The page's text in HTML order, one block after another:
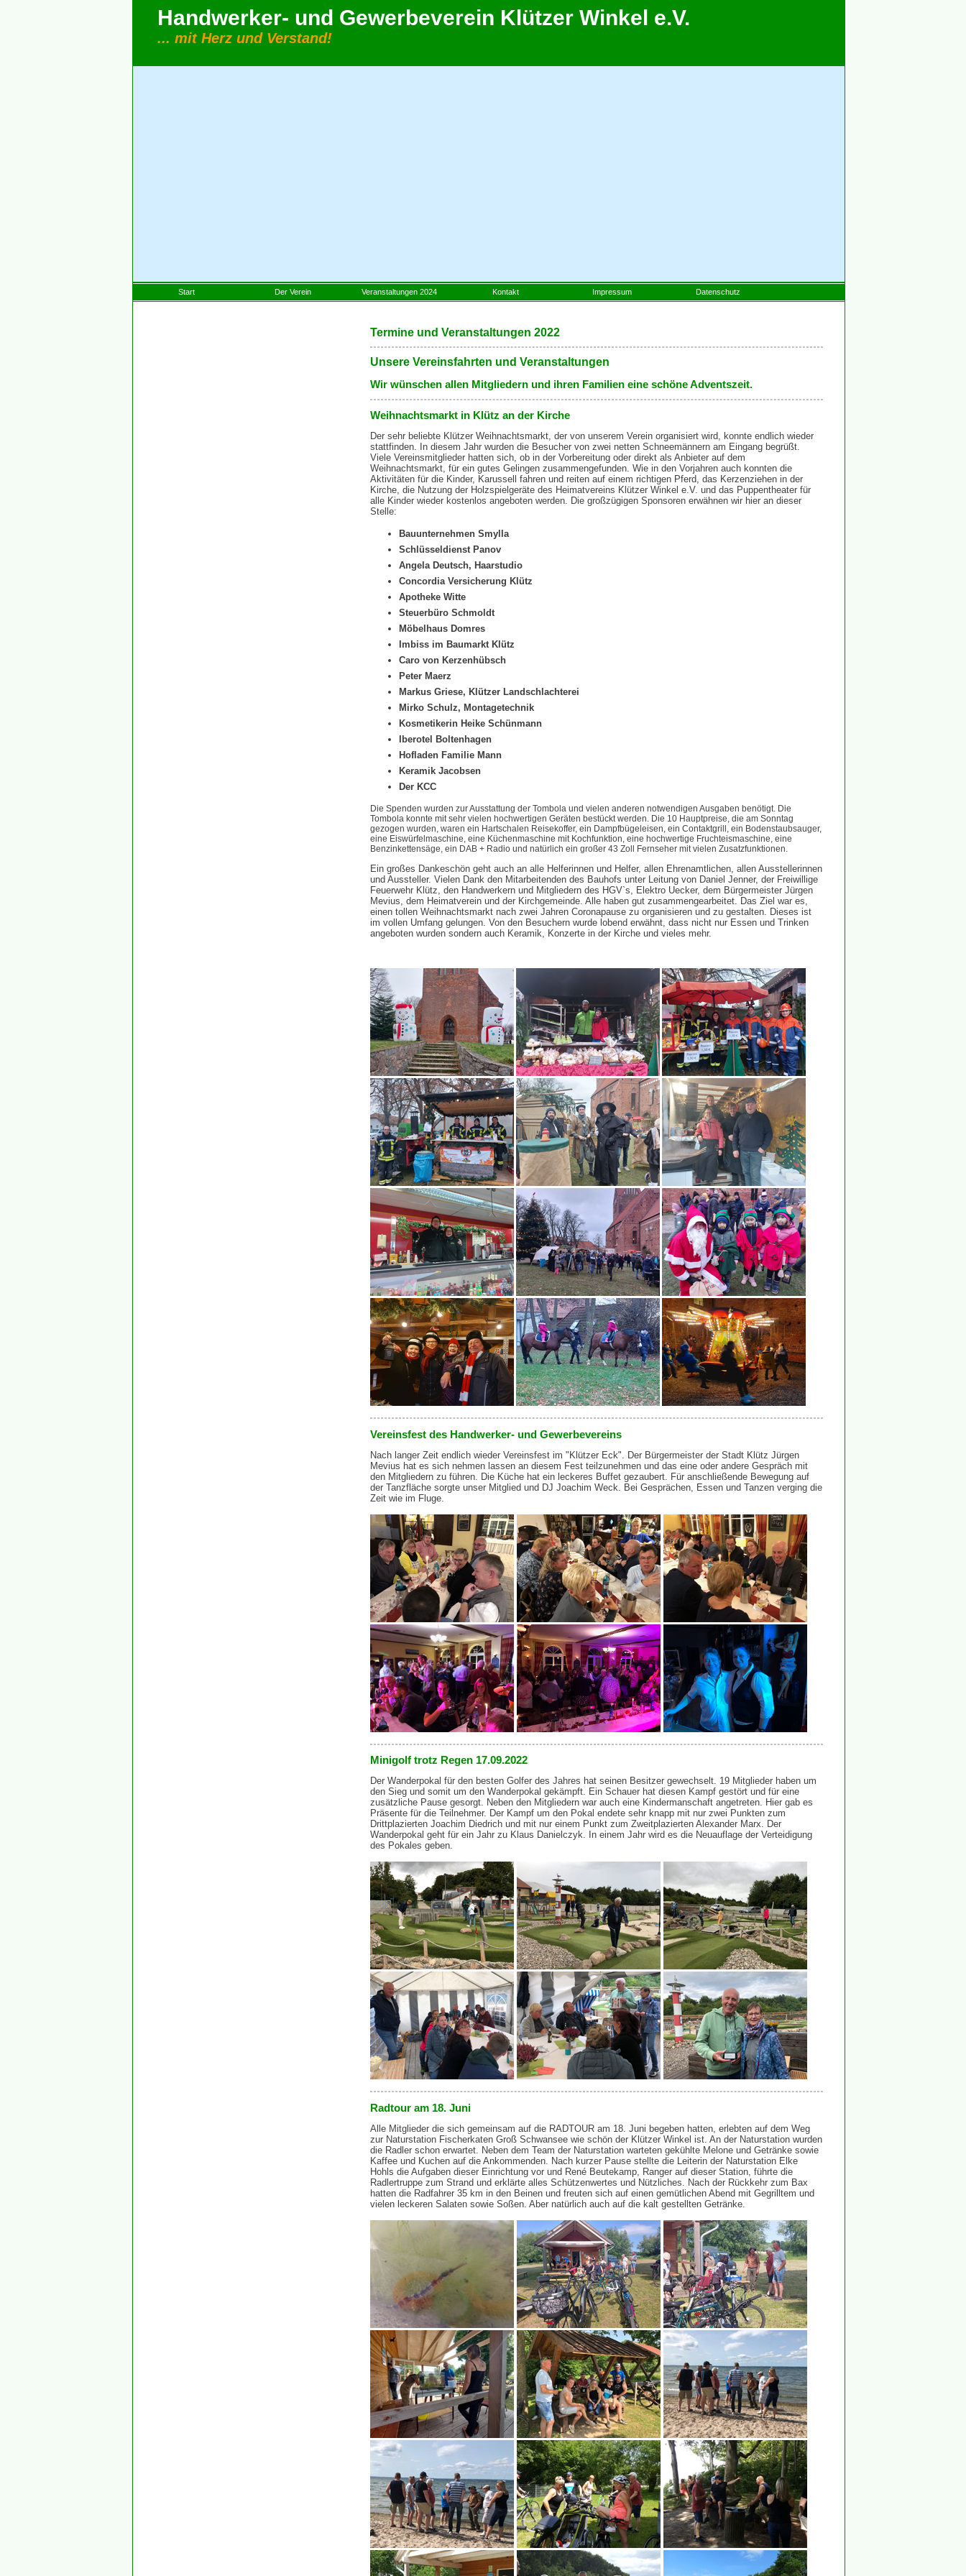
Handwerker- und Gewerbeverein Klützer Winkel e.V.
... mit Herz und Verstand!
Start Der Verein Veranstaltungen 2024 Kontakt Impressum Datenschutz
Termine und Veranstaltungen 2022
Unsere Vereinsfahrten und Veranstaltungen
Wir wünschen allen Mitgliedern und ihren Familien eine schöne Adventszeit.
Weihnachtsmarkt in Klütz an der Kirche
Der sehr beliebte Klützer Weihnachtsmarkt, der von unserem Verein organisiert wird, konnte endlich wieder
stattfinden. In diesem Jahr wurden die Besucher von zwei netten Schneemännern am Eingang begrüßt.
Viele Vereinsmitglieder hatten sich, ob in der Vorbereitung oder direkt als Anbieter auf dem
Weihnachtsmarkt, für ein gutes Gelingen zusammengefunden. Wie in den Vorjahren auch konnten die
Aktivitäten für die Kinder, Karussell fahren und reiten auf einem richtigen Pferd, das Kerzenziehen in der
Kirche, die Nutzung der Holzspielgeräte des Heimatvereins Klützer Winkel e.V. und das Puppentheater für
alle Kinder wieder kostenlos angeboten werden. Die großzügigen Sponsoren erwähnen wir hier an dieser
Stelle:
Bauunternehmen Smylla
Schlüsseldienst Panov
Angela Deutsch, Haarstudio
Concordia Versicherung Klütz
Apotheke Witte
Steuerbüro Schmoldt
Möbelhaus Domres
Imbiss im Baumarkt Klütz
Caro von Kerzenhübsch
Peter Maerz
Markus Griese, Klützer Landschlachterei
Mirko Schulz, Montagetechnik
Kosmetikerin Heike Schünmann
Iberotel Boltenhagen
Hofladen Familie Mann
Keramik Jacobsen
Der KCC
Die Spenden wurden zur Ausstattung der Tombola und vielen anderen notwendigen Ausgaben benötigt. Die
Tombola konnte mit sehr vielen hochwertigen Geräten bestückt werden. Die 10 Hauptpreise, die am Sonntag
gezogen wurden, waren ein Hartschalen Reisekoffer, ein Dampfbügeleisen, ein Contaktgrill, ein Bodenstaubsauger,
eine Eiswürfelmaschine, eine Küchenmaschine mit Kochfunktion, eine hochwertige Fruchteismaschine, eine
Benzinkettensäge, ein DAB + Radio und natürlich ein großer 43 Zoll Fernseher mit vielen Zusatzfunktionen.
Ein großes Dankeschön geht auch an alle Helferinnen und Helfer, allen Ehrenamtlichen, allen Ausstellerinnen
und Aussteller. Vielen Dank den Mitarbeitenden des Bauhofs unter Leitung von Daniel Jenner, der Freiwillige
Feuerwehr Klütz, den Handwerkern und Mitgliedern des HGV`s, Elektro Uecker, dem Bürgermeister Jürgen
Mevius, dem Heimatverein und der Kirchgemeinde. Alle haben gut zusammengearbeitet. Das Ziel war es,
einen tollen Weihnachtsmarkt nach zwei Jahren Coronapause zu organisieren und zu gestalten. Dieses ist
im vollen Umfang gelungen. Von den Besuchern wurde lobend erwähnt, dass nicht nur Essen und Trinken
angeboten wurden sondern auch Keramik, Konzerte in der Kirche und vieles mehr.
Vereinsfest des Handwerker- und Gewerbevereins
Nach langer Zeit endlich wieder Vereinsfest im "Klützer Eck". Der Bürgermeister der Stadt Klütz Jürgen
Mevius hat es sich nehmen lassen an diesem Fest teilzunehmen und das eine oder andere Gespräch mit
den Mitgliedern zu führen. Die Küche hat ein leckeres Buffet gezaubert. Für anschließende Bewegung auf
der Tanzfläche sorgte unser Mitglied und DJ Joachim Weck. Bei Gesprächen, Essen und Tanzen verging die
Zeit wie im Fluge.
Minigolf trotz Regen 17.09.2022
Der Wanderpokal für den besten Golfer des Jahres hat seinen Besitzer gewechselt. 19 Mitglieder haben um
den Sieg und somit um den Wanderpokal gekämpft. Ein Schauer hat diesen Kampf gestört und für eine
zusätzliche Pause gesorgt. Neben den Mitgliedern war auch eine Kindermanschaft angetreten. Hier gab es
Präsente für die Teilnehmer. Der Kampf um den Pokal endete sehr knapp mit nur zwei Punkten zum
Drittplazierten Joachim Diedrich und mit nur einem Punkt zum Zweitplazierten Alexander Marx. Der
Wanderpokal geht für ein Jahr zu Klaus Danielczyk. In einem Jahr wird es die Neuauflage der Verteidigung
des Pokales geben.
Radtour am 18. Juni
Alle Mitglieder die sich gemeinsam auf die RADTOUR am 18. Juni begeben hatten, erlebten auf dem Weg
zur Naturstation Fischerkaten Groß Schwansee wie schön der Klützer Winkel ist. An der Naturstation wurden
die Radler schon erwartet. Neben dem Team der Naturstation warteten gekühlte Melone und Getränke sowie
Kaffee und Kuchen auf die Ankommenden. Nach kurzer Pause stellte die Leiterin der Naturstation Elke
Hohls die Aufgaben dieser Einrichtung vor und René Beutekamp, Ranger auf dieser Station, führte die
Radlertruppe zum Strand und erklärte alles Schützenwertes und Nützliches. Nach der Rückkehr zum Bax
hatten die Radfahrer 35 km in den Beinen und freuten sich auf einen gemütlichen Abend mit Gegrilltem und
vielen leckeren Salaten sowie Soßen. Aber natürlich auch auf die kalt gestellten Getränke.